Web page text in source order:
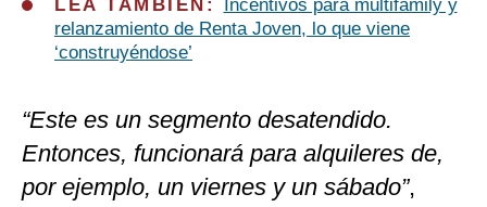
LEA TAMBIÉN:
Incentivos para multifamily y
relanzamiento de Renta Joven, lo que viene
‘construyéndose’
“Este es un segmento desatendido.
Entonces, funcionará para alquileres de,
por ejemplo, un viernes y un sábado”,